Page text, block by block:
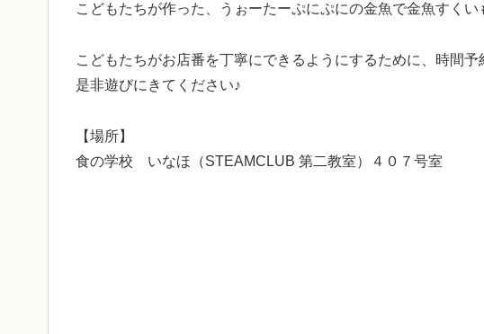
こどもたちが作った、うぉーたーぷにぷにの金魚で金魚すくい
こどもたちがお店番を丁寧にできるようにするために、時間予
是非遊びにきてください♪
【場所】
食の学校 いなほ（STEAMCLUB 第二教室）４０７号室